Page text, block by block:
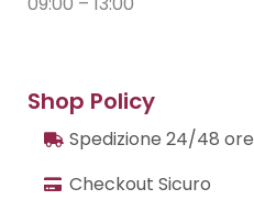
Shop Policy
Spedizione 24/48 ore
Checkout Sicuro